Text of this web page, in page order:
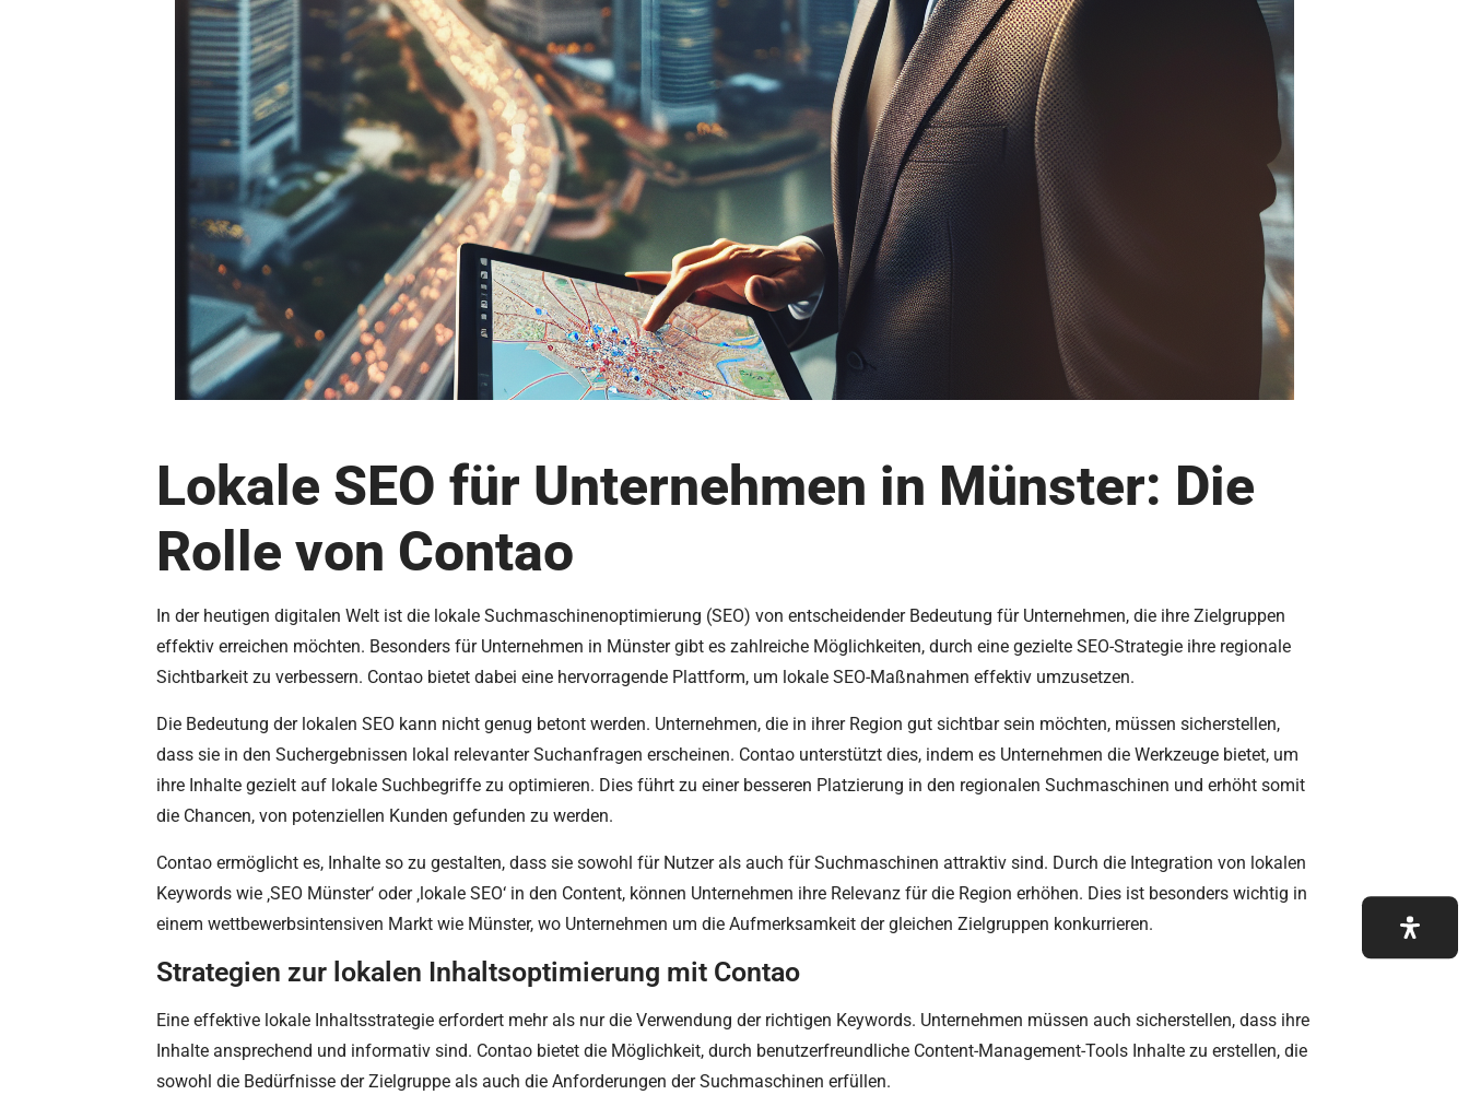
Lokale SEO für Unternehmen in Münster: Die
Rolle von Contao
In der heutigen digitalen Welt ist die lokale Suchmaschinenoptimierung (SEO) von entscheidender Bedeutung für Unternehmen, die ihre Zielgruppen
effektiv erreichen möchten. Besonders für Unternehmen in Münster gibt es zahlreiche Möglichkeiten, durch eine gezielte SEO-Strategie ihre regionale
Sichtbarkeit zu verbessern. Contao bietet dabei eine hervorragende Plattform, um lokale SEO-Maßnahmen effektiv umzusetzen.
Die Bedeutung der lokalen SEO kann nicht genug betont werden. Unternehmen, die in ihrer Region gut sichtbar sein möchten, müssen sicherstellen,
dass sie in den Suchergebnissen lokal relevanter Suchanfragen erscheinen. Contao unterstützt dies, indem es Unternehmen die Werkzeuge bietet, um
ihre Inhalte gezielt auf lokale Suchbegriffe zu optimieren. Dies führt zu einer besseren Platzierung in den regionalen Suchmaschinen und erhöht somit
die Chancen, von potenziellen Kunden gefunden zu werden.
Contao ermöglicht es, Inhalte so zu gestalten, dass sie sowohl für Nutzer als auch für Suchmaschinen attraktiv sind. Durch die Integration von lokalen
Keywords wie ‚SEO Münster‘ oder ‚lokale SEO‘ in den Content, können Unternehmen ihre Relevanz für die Region erhöhen. Dies ist besonders wichtig in
einem wettbewerbsintensiven Markt wie Münster, wo Unternehmen um die Aufmerksamkeit der gleichen Zielgruppen konkurrieren.
Strategien zur lokalen Inhaltsoptimierung mit Contao
Eine effektive lokale Inhaltsstrategie erfordert mehr als nur die Verwendung der richtigen Keywords. Unternehmen müssen auch sicherstellen, dass ihre
Inhalte ansprechend und informativ sind. Contao bietet die Möglichkeit, durch benutzerfreundliche Content-Management-Tools Inhalte zu erstellen, die
sowohl die Bedürfnisse der Zielgruppe als auch die Anforderungen der Suchmaschinen erfüllen.